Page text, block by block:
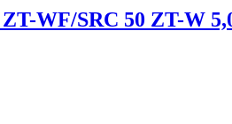
WF/SRC 50 ZT-W